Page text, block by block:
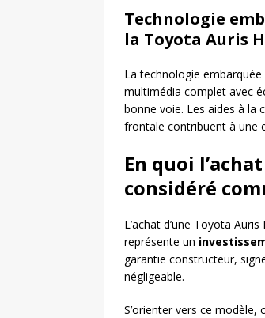
Technologie
la Toyota Auris
La technologie embarquée
multimédia complet avec
bonne voie. Les aides à la
frontale contribuent à une
En quoi
considéré
L’achat d’une Toyota
représente un
garantie constructeur,
négligeable.
S’orienter vers ce modèle,